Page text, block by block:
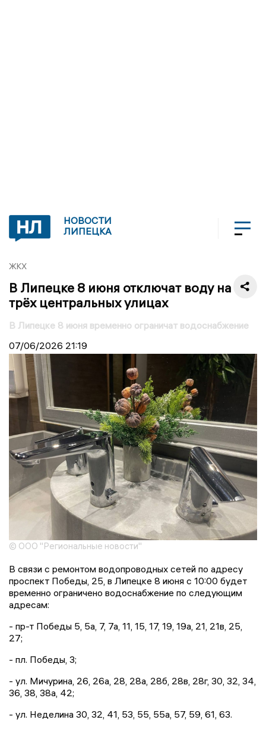
НОВОСТИ
ЛИПЕЦКА
ЖКХ
В Липецке 8 июня отключат воду на
трёх центральных улицах
В Липецке 8 июня временно ограничат водоснабжение
07/06/2026 21:19
© ООО "Региональные новости"
В связи с ремонтом водопроводных сетей по адресу
проспект Победы, 25, в Липецке 8 июня с 10:00 будет
временно ограничено водоснабжение по следующим
адресам:
- пр-т Победы 5, 5а, 7, 7а, 11, 15, 17, 19, 19а, 21, 21в, 25,
27;
- пл. Победы, 3;
- ул. Мичурина, 26, 26а, 28, 28а, 28б, 28в, 28г, 30, 32, 34,
36, 38, 38а, 42;
- ул. Неделина 30, 32, 41, 53, 55, 55а, 57, 59, 61, 63.